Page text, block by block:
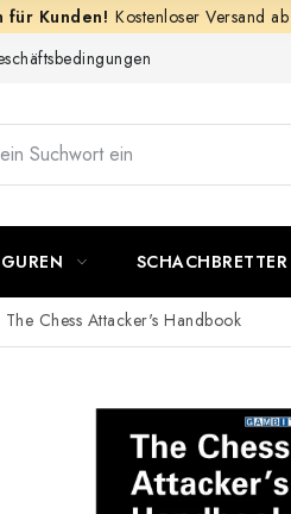
Kostenloser Versand
SCHACHBRETTER
The Chess Attacker's Handbook